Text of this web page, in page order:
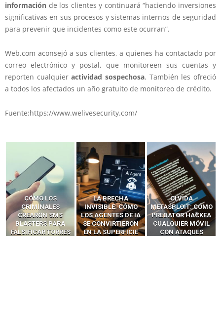
información de los clientes y continuará “haciendo inversiones
significativas en sus procesos y sistemas internos de seguridad
para prevenir que incidentes como este ocurran”.
Web.com aconsejó a sus clientes, a quienes ha contactado por
correo electrónico y postal, que monitoreen sus cuentas y
reporten cualquieractividad sospechosa. También les ofreció
a todos los afectados un año gratuito de monitoreo de crédito.
Fuente:https://www.welivesecurity.com/
LA BRECHA
INVISIBLE: CÓMO
LOS AGENTES DE IA
SE CONVIRTIERON
EN LA SUPERFICIE
OLVIDA
METASPLOIT: CÓMO
PREDATOR HACKEA
CUALQUIER MÓVIL
CON ATAQUES
CÓMO LOS HACKERS
INTERCEPTAN OTPS
Y LLAMADAS
MÓVILES SIN
‘HACKEAR’ — EL